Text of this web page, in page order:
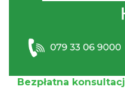
Bezpłatna